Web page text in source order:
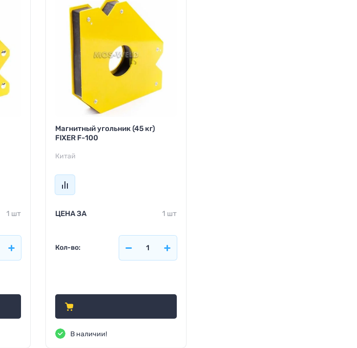
1 шт
Магнитный угольник (45 кг)
FIXER F-100
Китай
ЦЕНА ЗА 1 шт
Кол-во:
В наличии!